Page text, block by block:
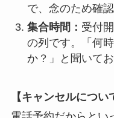
で、念のため確認
集合時間： 受付
の列です。「何
か？」と聞いて
【キャンセルについ